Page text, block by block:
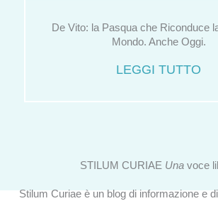
De Vito: la Pasqua che Riconduce
Mondo. Anche Oggi.
LEGGI TUTTO
STILUM CURIAE Una voce
Stilum Curiae è un blog di informazione e